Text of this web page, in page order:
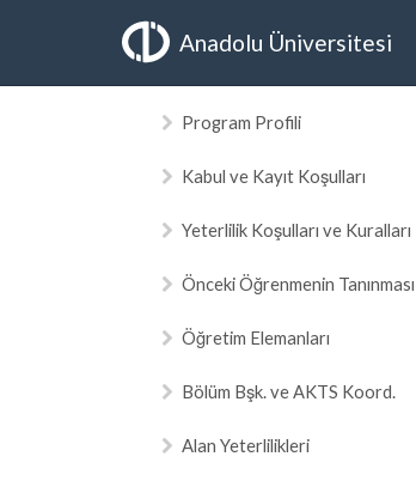
Anadolu Üniversitesi
Program Profili
Kabul ve Kayıt Koşulları
Yeterlilik Koşulları ve Kuralları
Önceki Öğrenmenin Tanınması
Öğretim Elemanları
Bölüm Bşk. ve AKTS Koord.
Alan Yeterlilikleri